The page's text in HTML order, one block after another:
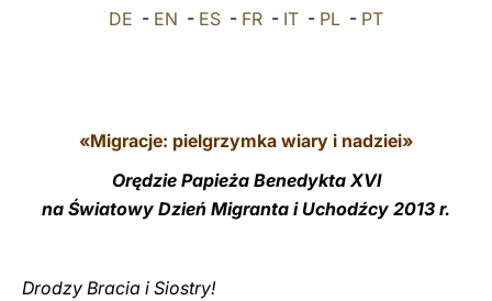
中文
DE - EN - ES - FR - IT - PL - PT
«Migracje: pielgrzymka wiary i nadziei»
Orędzie Papieża Benedykta XVI
na Światowy Dzień Migranta i Uchodźcy 2013 r.
Drodzy Bracia i Siostry!